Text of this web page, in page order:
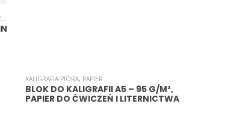
KALIGRAFIA-PIÓRA, PAPIER
BLOK DO KALIGRAFII A5 – 95 G/M²,
PAPIER DO ĆWICZEŃ I LITERNICTWA